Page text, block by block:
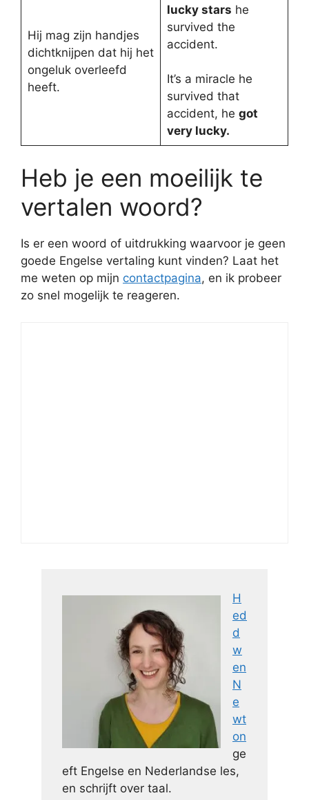
Hij mag zijn handjes
dichtknijpen dat hij het
ongeluk overleefd
heeft.
lucky stars he
survived the
accident.
It’s a miracle he
survived that
accident, he got
very lucky.
Heb je een moeilijk te
vertalen woord?
Is er een woord of uitdrukking waarvoor je geen
goede Engelse vertaling kunt vinden? Laat het
me weten op mijn contactpagina, en ik probeer
zo snel mogelijk te reageren.
H
ed
d
w
en
N
e
wt
on
ge
eft Engelse en Nederlandse les,
en schrijft over taal.